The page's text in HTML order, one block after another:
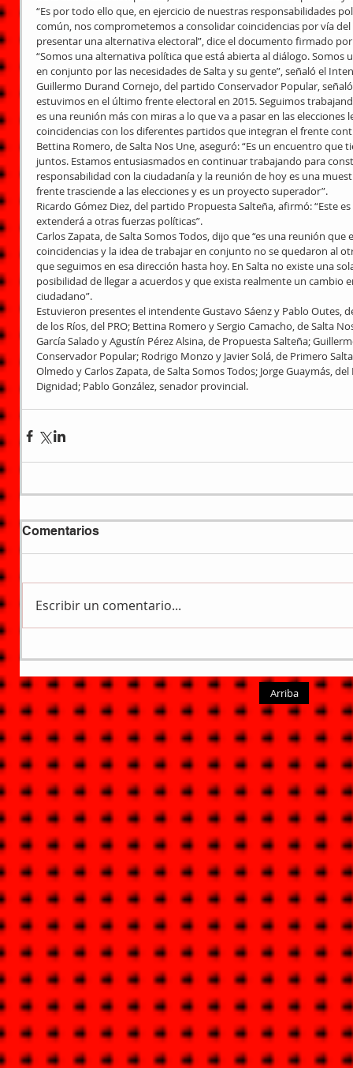
“Es por todo ello que, en ejercicio de nuestras responsabilidades
común, nos comprometemos a consolidar coincidencias por vía
presentar una alternativa electoral”, dice el documento firmado
“Somos una alternativa política que está abierta al diálogo.
en conjunto por las necesidades de Salta y su gente”, señaló el
Guillermo Durand Cornejo, del partido Conservador Popular,
estuvimos en el último frente electoral en 2015. Seguimos
es una reunión más con miras a lo que va a pasar en las elecciones
coincidencias con los diferentes partidos que integran el frente
Bettina Romero, de Salta Nos Une, aseguró: “Es un encuentro
juntos. Estamos entusiasmados en continuar trabajando para
responsabilidad con la ciudadanía y la reunión de hoy es una
frente trasciende a las elecciones y es un proyecto superador”.
Ricardo Gómez Diez, del partido Propuesta Salteña, afirmó: “Este
extenderá a otras fuerzas políticas”.
Carlos Zapata, de Salta Somos Todos, dijo que “es una reunión
coincidencias y la idea de trabajar en conjunto no se quedaron al
que seguimos en esa dirección hasta hoy. En Salta no existe una
posibilidad de llegar a acuerdos y que exista realmente un cambio
ciudadano”.
Estuvieron presentes el intendente Gustavo Sáenz y Pablo
de los Ríos, del PRO; Bettina Romero y Sergio Camacho, de Salta
García Salado y Agustín Pérez Alsina, de Propuesta Salteña;
Conservador Popular; Rodrigo Monzo y Javier Solá, de Primero
Olmedo y Carlos Zapata, de Salta Somos Todos; Jorge Guaymás,
Dignidad; Pablo González, senador provincial.
Comentarios
Escribir un comentario...
Arriba